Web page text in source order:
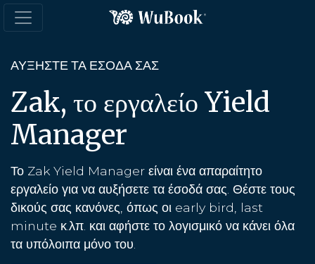
ΑΥΞΉΣΤΕ ΤΑ ΈΣΟΔΆ ΣΑΣ
Zak, το εργαλείο Yield
Manager
Το Zak Yield Manager είναι ένα απαραίτητο
εργαλείο για να αυξήσετε τα έσοδά σας. Θέστε τους
δικούς σας κανόνες, όπως οι early bird, last
minute κ.λπ. και αφήστε το λογισμικό να κάνει όλα
τα υπόλοιπα μόνο του.